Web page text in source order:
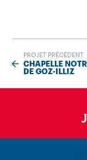
PROJET PRÉCÉDENT
CHAPELLE
DE GOZ-ILLIZ